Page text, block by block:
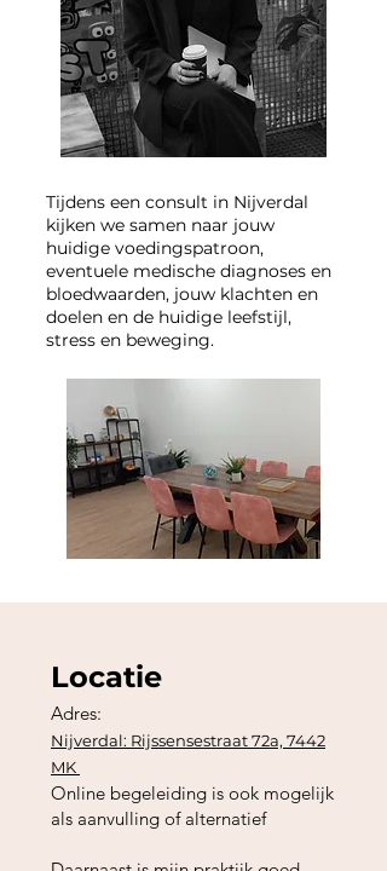
Tijdens een consult in Nijverdal
kijken we samen naar jouw
huidige voedingspatroon,
eventuele medische diagnoses en
bloedwaarden, jouw klachten en
doelen en de huidige leefstijl,
stress en beweging.
Locatie
Adres:
Nijverdal: Rijssensestraat 72a, 7442
MK
Online begeleiding is ook mogelijk
als aanvulling of alternatief